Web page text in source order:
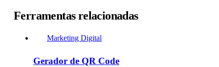
Ferramentas relacionadas
Marketing Digital
Gerador de QR Code